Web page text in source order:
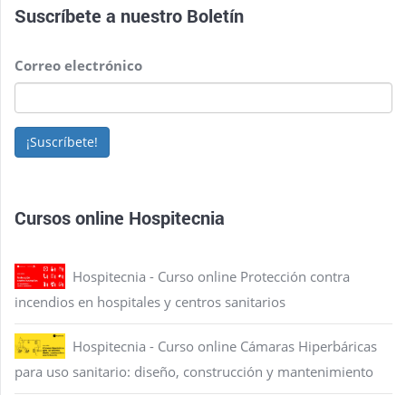
Suscríbete a nuestro Boletín
Correo electrónico
¡Suscríbete!
Cursos online Hospitecnia
Hospitecnia - Curso online Protección contra
incendios en hospitales y centros sanitarios
Hospitecnia - Curso online Cámaras Hiperbáricas
para uso sanitario: diseño, construcción y mantenimiento